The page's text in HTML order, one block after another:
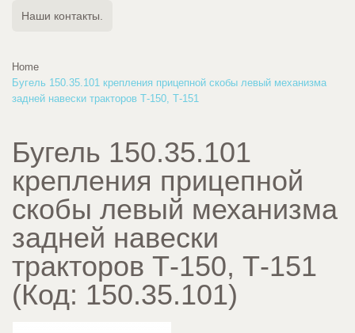
Наши контакты.
Home
Бугель 150.35.101 крепления прицепной скобы левый механизма
задней навески тракторов Т-150, Т-151
Бугель 150.35.101
крепления прицепной
скобы левый механизма
задней навески
тракторов Т-150, Т-151
(Код: 150.35.101)